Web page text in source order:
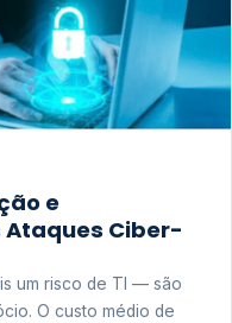
e
Ataques Ciber-
um risco de TI — são
de